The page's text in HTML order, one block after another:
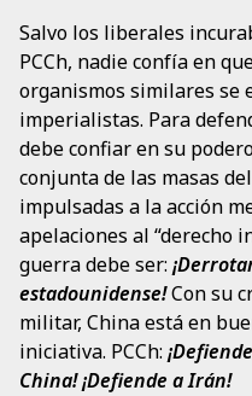
Salvo los liberales
PCCh, nadie confía en
organismos similares se
imperialistas. Para
debe confiar en su
conjunta de las masas
impulsadas a la acción
apelaciones al “derecho
guerra debe ser:
estadounidense!Con su
militar, China está en
iniciativa. PCCh:
China! ¡Defiende a Irán!